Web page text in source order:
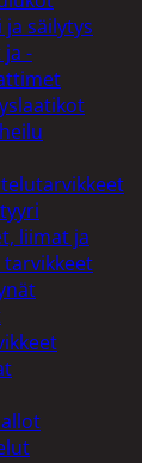
säilytys
ja -
liimat ja